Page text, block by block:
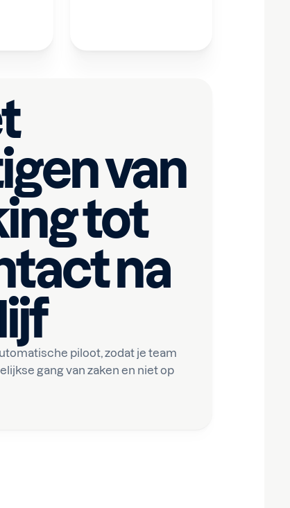
van
tot
na
piloot, zodat je team
gang van zaken en niet op